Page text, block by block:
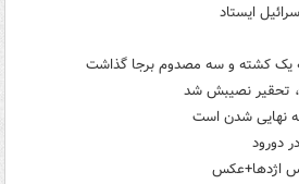
ایستاد
تحقیر نصیبش شد
نهایی شدن است
دورود
اژدها+عکس